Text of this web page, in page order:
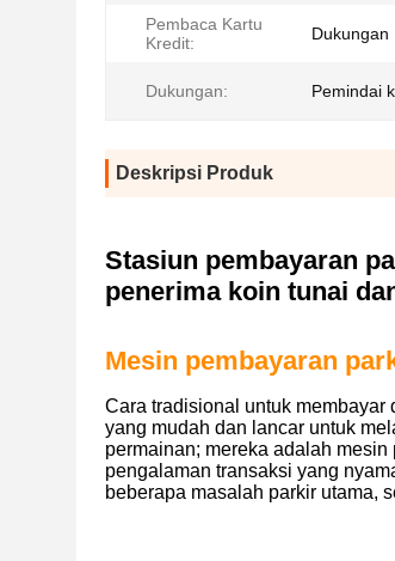
Pembaca Kartu
Kredit:
Dukungan
Dukungan: Pemindai
Deskripsi Produk
Stasiun pembayaran
penerima koin tunai
Mesin pembayaran
Cara tradisional untuk membayar
yang mudah dan lancar untuk
permainan; mereka adalah
pengalaman transaksi yang
beberapa masalah parkir utama,